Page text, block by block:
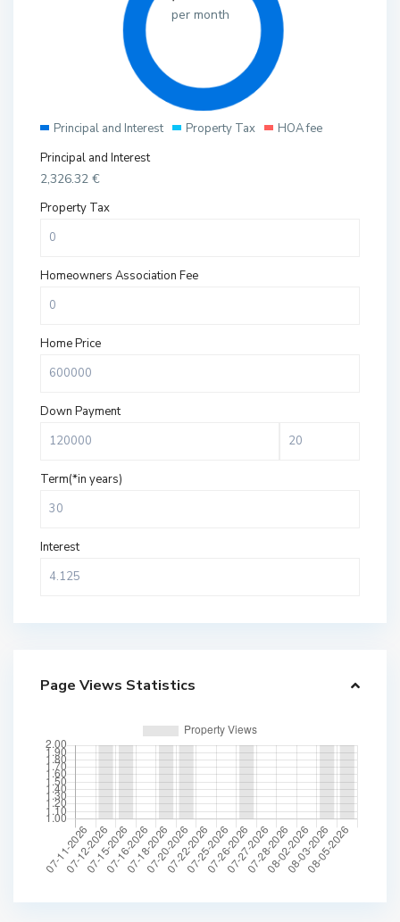
per month
Principal and Interest Property Tax
HOA fee
Principal and Interest
2,326.32 €
Property Tax
Homeowners Association Fee
Home Price
Down Payment
Term(*in years)
Interest
Page Views Statistics